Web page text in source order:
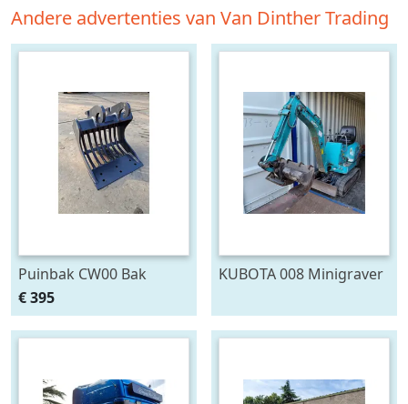
Andere advertenties van Van Dinther Trading
Puinbak CW00 Bak
Minigraver puinriek
VemaTec
€ 395
KUBOTA 008 Minigraver